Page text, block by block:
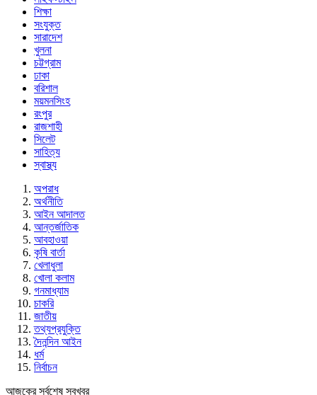
শিক্ষা
সংযুক্ত
সারাদেশ
খুলনা
চট্টগ্রাম
ঢাকা
বরিশাল
ময়মনসিংহ
রংপুর
রাজশাহী
সিলেট
সাহিত্য
স্বাস্থ্য
অপরাধ
অর্থনীতি
আইন আদালত
আন্তর্জাতিক
আবহাওয়া
কৃষি বার্তা
খেলাধুলা
খোলা কলাম
গনমাধ্যাম
চাকরি
জাতীয়
তথ্যপ্রযুক্তি
দৈনন্দিন আইন
ধর্ম
নির্বাচন
আজকের সর্বশেষ সবখবর